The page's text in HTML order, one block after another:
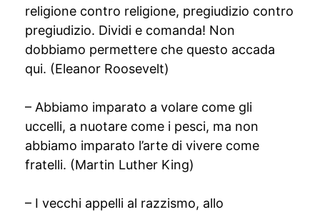
religione contro religione, pregiudizio contro
pregiudizio. Dividi e comanda! Non
dobbiamo permettere che questo accada
qui. (Eleanor Roosevelt)
– Abbiamo imparato a volare come gli
uccelli, a nuotare come i pesci, ma non
abbiamo imparato l’arte di vivere come
fratelli. (Martin Luther King)
– I vecchi appelli al razzismo, allo